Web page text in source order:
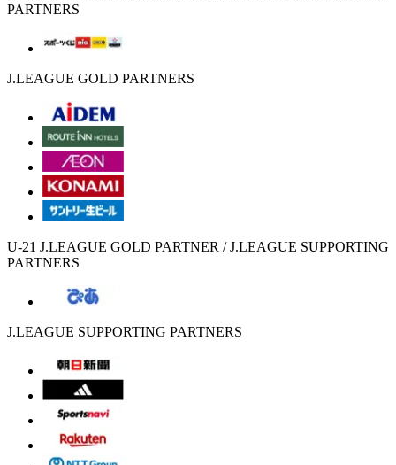
PARTNERS
J.LEAGUE GOLD PARTNERS
U-21 J.LEAGUE GOLD PARTNER / J.LEAGUE SUPPORTING
PARTNERS
J.LEAGUE SUPPORTING PARTNERS